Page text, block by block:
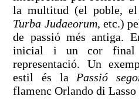
la multitud (el poble, el
Turba Judaeorum, etc.)
de passió més antiga.
inicial i un cor final
representació. Un
estil és la Passió
flamenc Orlando di